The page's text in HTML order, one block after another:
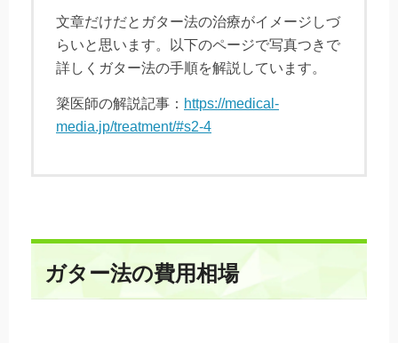
文章だけだとガター法の治療がイメージしづ
らいと思います。以下のページで写真つきで
詳しくガター法の手順を解説しています。
簗医師の解説記事： https://medical-
media.jp/treatment/#s2-4
ガター法の費用相場